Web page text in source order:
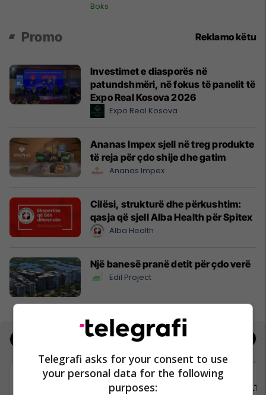
Boks
Promo Reklamo këtu
Investimet e diasporës në
patundshmëri, në fokus të panelit të
Expo Real Kosova 2026
Expo Real Kosova
Ananas Impex sjell në treg produkte
të reja për çdo shije dhe gatim
Ananas Impex
Cilësi, strukturë dhe përkushtim:
qasja që sjell Alba Health për Spitex
Alba Health
Një banesë pranë detit për çdo verë
Edil Project
Real Estate
Telegrafi asks for your consent to use
your personal data for the following
purposes: